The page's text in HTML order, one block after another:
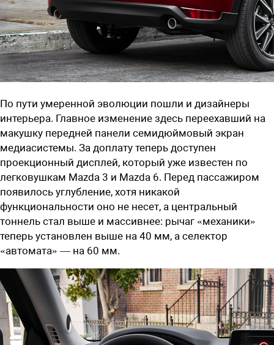
По пути умеренной эволюции пошли и дизайнеры
интерьера. Главное изменение здесь переехавший на
макушку передней панели семидюймовый экран
медиасистемы. За доплату теперь доступен
проекционный дисплей, который уже известен по
легковушкам Mazda 3 и Mazda 6. Перед пассажиром
появилось углубление, хотя никакой
функциональности оно не несет, а центральный
тоннель стал выше и массивнее: рычаг «механики»
теперь установлен выше на 40 мм, а селектор
«автомата» — на 60 мм.